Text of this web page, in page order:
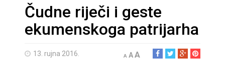
Čudne riječi i geste
ekumenskoga patrijarha
13. rujna 2016. A AA